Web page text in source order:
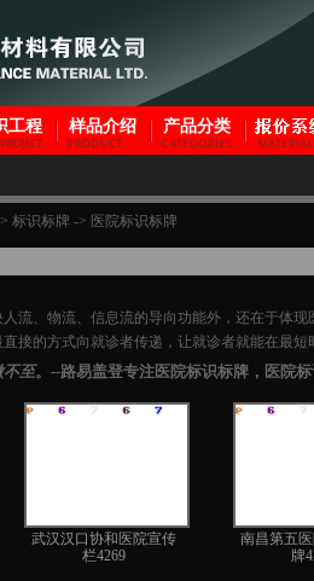
工程 样品介绍 产品分类
标识标牌 -> 医院标识标牌
流、物流、信息流的导向功能外，还在于体
接的方式向就诊者传递，让就诊者就能在最短
不至。--路易盖登专注医院标识标牌，医院
武汉汉口协和医院宣传
栏4269
南昌第五
牌